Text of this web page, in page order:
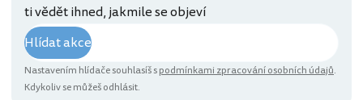
ti vědět ihned, jakmile se objeví
Hlídat akce
Nastavením hlídače souhlasíš spodmínkami zpracování osobních údajů.
Kdykoliv se můžeš odhlásit.